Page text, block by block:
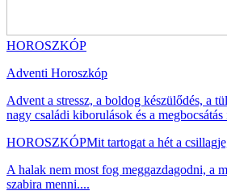
HOROSZKÓP
Adventi Horoszkóp
Advent a stressz, a boldog készülődés, a
nagy családi kiborulások és a
HOROSZKÓPMit tartogat a hét a
A halak nem most fog meggazdagodni, a
szabira menni....